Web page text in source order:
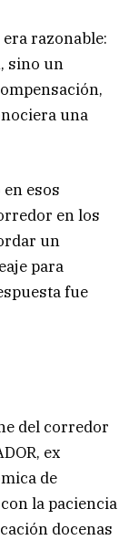
razonable:
sino un
una
esos
en los
un
para
fue
del corredor
ex
de
la paciencia
docenas